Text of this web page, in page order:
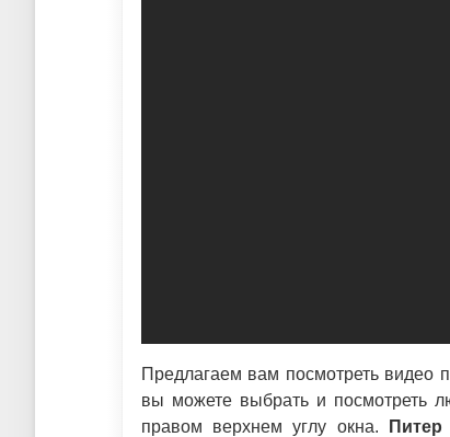
Предлагаем вам посмотреть видео
вы можете выбрать и посмотреть
правом верхнем углу окна.